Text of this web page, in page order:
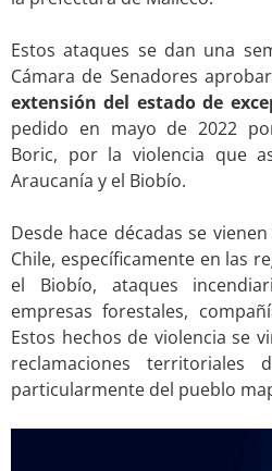
Estos ataques se dan una
Cámara de Senadores
extensión del estado de
pedido en mayo de 2022
Boric, por la violencia que
Araucanía y el Biobío.
Desde hace décadas se
Chile, específicamente en las
el Biobío, ataques
empresas forestales,
Estos hechos de violencia se
reclamaciones territoriales
particularmente del pueblo